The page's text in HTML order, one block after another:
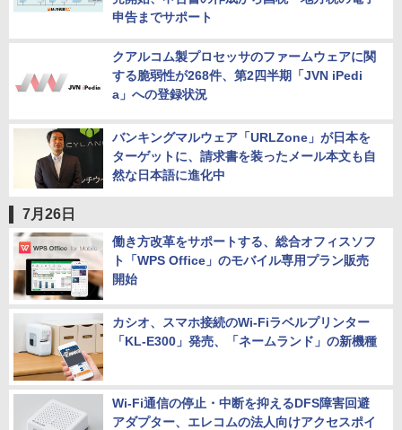
申告までサポート
クアルコム製プロセッサのファームウェアに関
する脆弱性が268件、第2四半期「JVN iPedi
a」への登録状況
バンキングマルウェア「URLZone」が日本を
ターゲットに、請求書を装ったメール本文も自
然な日本語に進化中
7月26日
働き方改革をサポートする、総合オフィスソフ
ト「WPS Office」のモバイル専用プラン販売
開始
カシオ、スマホ接続のWi-Fiラベルプリンター
「KL-E300」発売、「ネームランド」の新機種
Wi-Fi通信の停止・中断を抑えるDFS障害回避
アダプター、エレコムの法人向けアクセスポイ